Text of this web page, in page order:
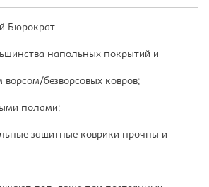
Бюрократ
напольных покрытий и
ворсом/безворсовых ковров;
полами;
защитные коврики прочны и